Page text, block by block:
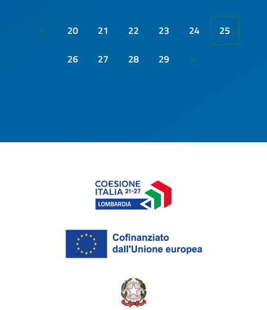
« 20 21 22 23 24
25
26
27 28 29 »